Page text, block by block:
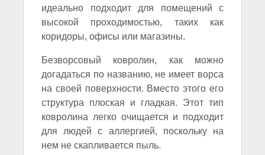
идеально подходит для помещений с
высокой проходимостью, таких как
коридоры, офисы или магазины.
Безворсовый ковролин, как можно
догадаться по названию, не имеет ворса
на своей поверхности. Вместо этого его
структура плоская и гладкая. Этот тип
ковролина легко очищается и подходит
для людей с аллергией, поскольку на
нем не скапливается пыль.